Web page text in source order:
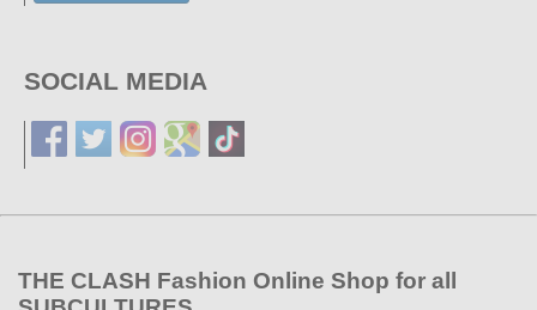
SOCIAL MEDIA
THE CLASH Fashion Online Shop for all